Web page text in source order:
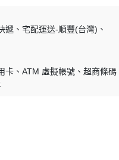
遞
宅配運送-順豐(台灣)
卡 ATM 虛擬帳號
超商條碼